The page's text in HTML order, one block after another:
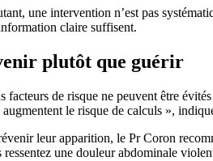
une intervention n’est pas
claire suffisent.
plutôt que guérir
facteurs de risque ne peuvent être
augmentent le risque de calculs »,
leur apparition, le Pr Coron
ressentez une douleur abdominale